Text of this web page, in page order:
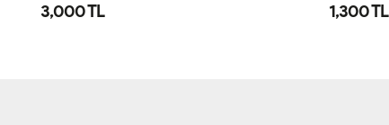
3,000 TL 1,300 TL